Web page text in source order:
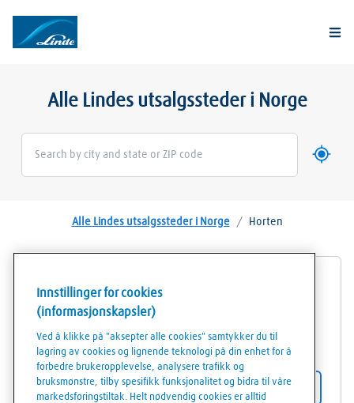
Alle Lindes utsalgssteder i Norge
Bruk
Alle Lindes utsalgssteder i Norge / Horten
Linde Gassforhandler TESS Sør AS Horten
3183 Horten
Butikkdetaljer
Innstillinger for cookies
(informasjonskapsler)
Ved å klikke på "aksepter alle cookies" samtykker du til
lagring av cookies og lignende teknologi på din enhet for å
forbedre brukeropplevelse, analysere trafikk og
bruksmønstre, tilby spesifikk funksjonalitet og bidra til våre
markedsføringstiltak. Helt nødvendig cookies er alltid